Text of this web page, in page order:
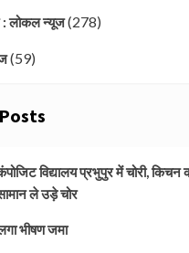
: लोकल न्यूज(278)
(59)
विद्यालय प्रभुपुर में चोरी, किचन
ले उड़े चोर
भीषण जमा